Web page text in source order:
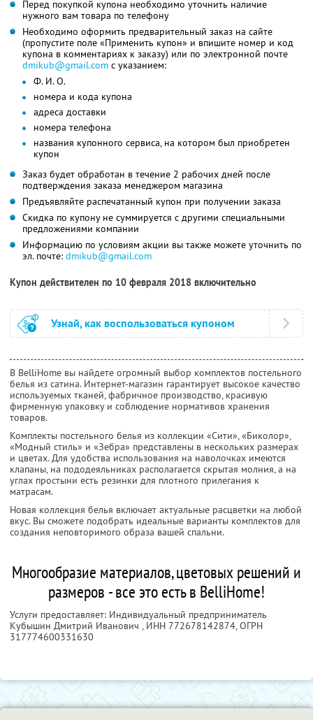
Перед покупкой купона необходимо уточнить наличие
нужного вам товара по телефону
Необходимо оформить предварительный заказ на сайте
(пропустите поле «Применить купон» и впишите номер и код
купона в комментариях к заказу) или по электронной почте
dmikub@gmail.com с указанием:
Ф. И. О.
номера и кода купона
адреса доставки
номера телефона
названия купонного сервиса, на котором был приобретен
купон
Заказ будет обработан в течение 2 рабочих дней после
подтверждения заказа менеджером магазина
Предъявляйте распечатанный купон при получении заказа
Скидка по купону не суммируется с другими специальными
предложениями компании
Информацию по условиям акции вы также можете уточнить по
эл. почте: dmikub@gmail.com
Купон действителен по 10 февраля 2018 включительно
Узнай, как воспользоваться купоном
В BelliHome вы найдете огромный выбор комплектов постельного
белья из сатина. Интернет-магазин гарантирует высокое качество
используемых тканей, фабричное производство, красивую
фирменную упаковку и соблюдение нормативов хранения
товаров.
Комплекты постельного белья из коллекции «Сити», «Биколор»,
«Модный стиль» и «Зебра» представлены в нескольких размерах
и цветах. Для удобства использования на наволочках имеются
клапаны, на пододеяльниках располагается скрытая молния, а на
углах простыни есть резинки для плотного прилегания к
матрасам.
Новая коллекция белья включает актуальные расцветки на любой
вкус. Вы сможете подобрать идеальные варианты комплектов для
создания неповторимого образа вашей спальни.
Многообразие материалов, цветовых решений и
размеров - все это есть в ВelliHome!
Услуги предоставляет: Индивидуальный предприниматель
Кубышин Дмитрий Иванович , ИНН 772678142874, ОГРН
317774600331630